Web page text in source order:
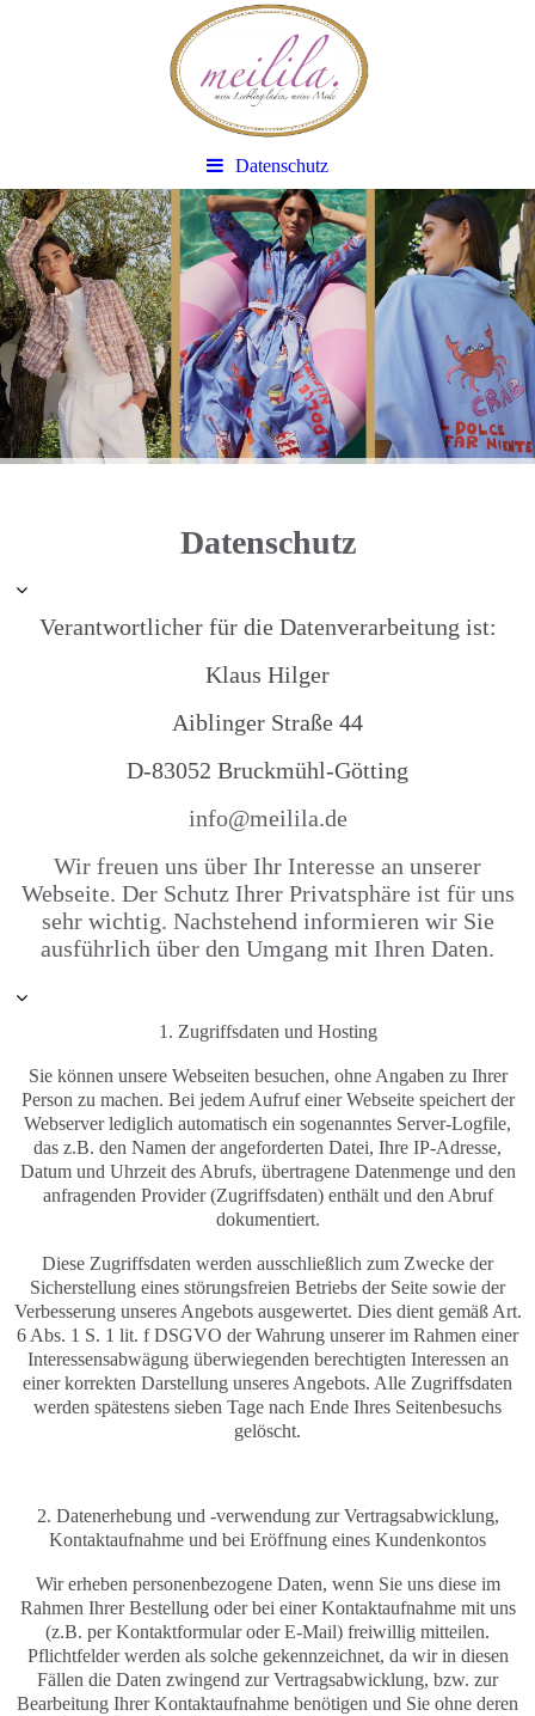
Datenschutz
Datenschutz
Verantwortlicher für die Datenverarbeitung ist:
Klaus Hilger
Aiblinger Straße 44
D-83052 Bruckmühl-Götting
info@meilila.de
Wir freuen uns über Ihr Interesse an unserer
Webseite. Der Schutz Ihrer Privatsphäre ist für uns
sehr wichtig. Nachstehend informieren wir Sie
ausführlich über den Umgang mit Ihren Daten.
1. Zugriffsdaten und Hosting
Sie können unsere Webseiten besuchen, ohne Angaben zu Ihrer
Person zu machen. Bei jedem Aufruf einer Webseite speichert der
Webserver lediglich automatisch ein sogenanntes Server-Logfile,
das z.B. den Namen der angeforderten Datei, Ihre IP-Adresse,
Datum und Uhrzeit des Abrufs, übertragene Datenmenge und den
anfragenden Provider (Zugriffsdaten) enthält und den Abruf
dokumentiert.
Diese Zugriffsdaten werden ausschließlich zum Zwecke der
Sicherstellung eines störungsfreien Betriebs der Seite sowie der
Verbesserung unseres Angebots ausgewertet. Dies dient gemäß Art.
6 Abs. 1 S. 1 lit. f DSGVO der Wahrung unserer im Rahmen einer
Interessensabwägung überwiegenden berechtigten Interessen an
einer korrekten Darstellung unseres Angebots. Alle Zugriffsdaten
werden spätestens sieben Tage nach Ende Ihres Seitenbesuchs
gelöscht.
2. Datenerhebung und -verwendung zur Vertragsabwicklung,
Kontaktaufnahme und bei Eröffnung eines Kundenkontos
Wir erheben personenbezogene Daten, wenn Sie uns diese im
Rahmen Ihrer Bestellung oder bei einer Kontaktaufnahme mit uns
(z.B. per Kontaktformular oder E-Mail) freiwillig mitteilen.
Pflichtfelder werden als solche gekennzeichnet, da wir in diesen
Fällen die Daten zwingend zur Vertragsabwicklung, bzw. zur
Bearbeitung Ihrer Kontaktaufnahme benötigen und Sie ohne deren